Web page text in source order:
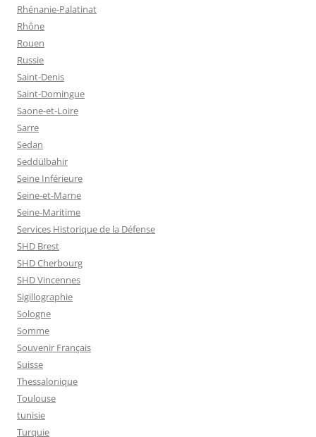
Rhénanie-Palatinat
Rhône
Rouen
Russie
Saint-Denis
Saint-Domingue
Saone-et-Loire
Sarre
Sedan
Seddülbahir
Seine Inférieure
Seine-et-Marne
Seine-Maritime
Services Historique de la Défense
SHD Brest
SHD Cherbourg
SHD Vincennes
Sigillographie
Sologne
Somme
Souvenir Français
Suisse
Thessalonique
Toulouse
tunisie
Turquie